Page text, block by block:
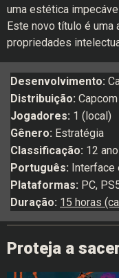
uma estética
Este novo título é
propriedades
Desenvolvimento:
Distribuição: Capcom
Jogadores: 1 (local)
Gênero: Estratégia
Classificação: 12
Português: Interface
Plataformas: PC,
Duração: 15 horas
Proteja a